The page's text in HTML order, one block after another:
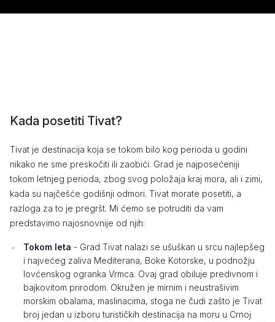
Kada posetiti Tivat?
Tivat je destinacija koja se tokom bilo kog perioda u godini
nikako ne sme preskočiti ili zaobići. Grad je najposećeniji
tokom letnjeg perioda, zbog svog položaja kraj mora, ali i zimi,
kada su najčešće godišnji odmori. Tivat morate posetiti, a
razloga za to je pregršt. Mi ćemo se potruditi da vam
predstavimo najosnovnije od njih:
Tokom leta - Grad Tivat nalazi se ušuškan u srcu najlepšeg
i najvećeg zaliva Mediterana, Boke Kotorske, u podnožju
lovćenskog ogranka Vrmca. Ovaj grad obiluje predivnom i
bajkovitom prirodom. Okružen je mirnim i neustrašivim
morskim obalama, maslinacima, stoga ne čudi zašto je Tivat
broj jedan u izboru turističkih destinacija na moru u Crnoj